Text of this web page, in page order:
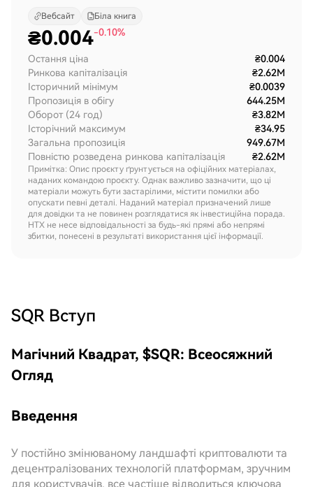
Вебсайт Біла книга
₴0.004-0.10%
Остання ціна
₴0.004
Ринкова капіталізація
₴2.62M
Історичний мінімум
₴0.0039
Пропозиція в обігу
644.25M
Оборот (24 год)
₴3.82M
Історічний максимум
₴34.95
Загальна пропозиція
949.67M
Повністю розведена ринкова капіталізація
₴2.62M
Примітка: Опис проєкту ґрунтується на офіційних матеріалах,
наданих командою проєкту. Однак важливо зазначити, що ці
матеріали можуть бути застарілими, містити помилки або
опускати певні деталі. Наданий матеріал призначений лише
для довідки та не повинен розглядатися як інвестиційна порада.
HTX не несе відповідальності за будь-які прямі або непрямі
збитки, понесені в результаті використання цієї інформації.
SQR Вступ
Магічний Квадрат, $SQR: Всеосяжний
Огляд
Введення
У постійно змінюваному ландшафті криптовалюти та
децентралізованих технологій платформам, зручним
для користувачів, все частіше відводиться ключова